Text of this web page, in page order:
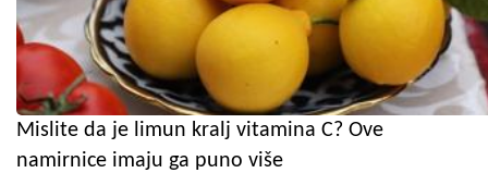
Mislite da je limun kralj vitamina C? Ove
namirnice imaju ga puno više